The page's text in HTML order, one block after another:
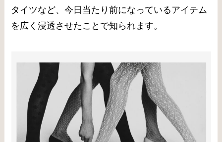
タイツなど、今日当たり前になっているアイテム
を広く浸透させたことで知られます。